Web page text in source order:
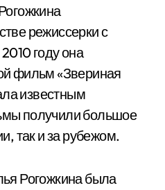
режиссерки с
году она
фильм «Звериная
известным
получили большое
так и за рубежом.
Рогожкина была